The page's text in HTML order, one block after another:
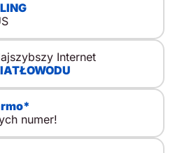
wyjścia do kolegów,
wycieczki i kolonie. Właśnie
dziecka zaczyna pełnić funkcję
telefonu dla dziecka nie
Sedno leży gdzie
podziału na kontrolę i
w którym rodzic
przekazuje
pierwszy telefon komórkowy
od razu […]
Internet
numer!